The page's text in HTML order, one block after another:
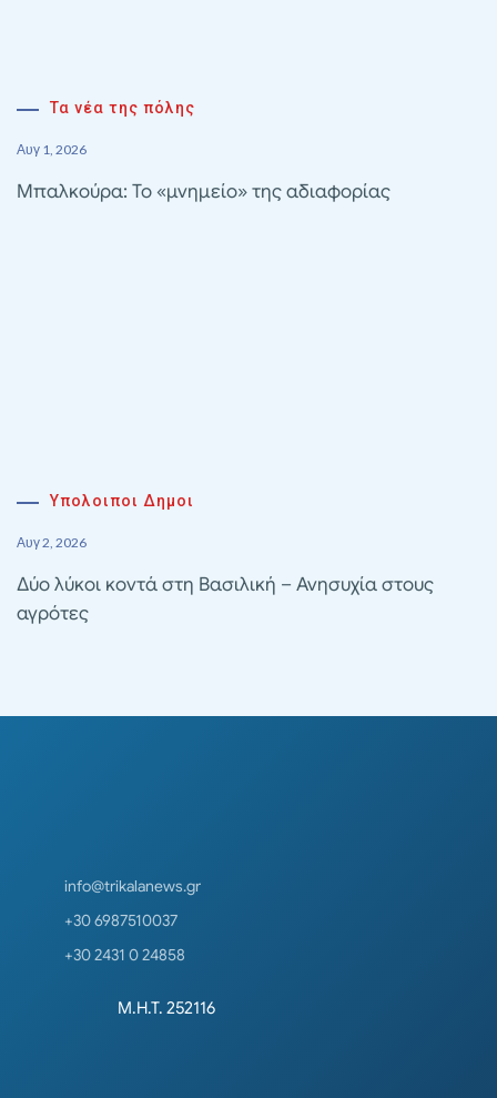
Τα νέα της πόλης
Αυγ 1, 2026
Μπαλκούρα: Το «μνημείο» της αδιαφορίας
Υπολοιποι Δημοι
Αυγ 2, 2026
Δύο λύκοι κοντά στη Βασιλική – Ανησυχία στους
αγρότες
info@trikalanews.gr
+30 6987510037
+30 2431 0 24858
Μ.Η.Τ. 252116